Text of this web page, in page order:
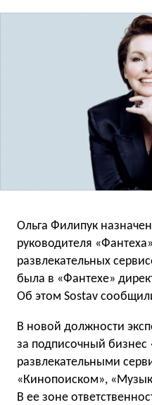
Ольга Филипук
руководителя
развлекательных
была в «Фантехе»
Об этом Sostav
В новой должности
за подписочный бизнес
развлекательными
«Кинопоиском»,
В ее зоне